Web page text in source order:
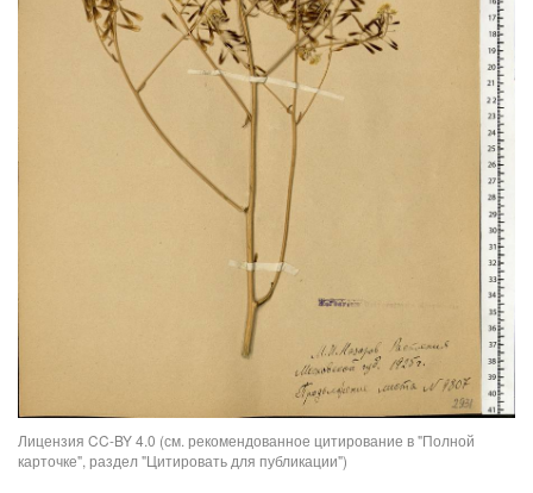
Лицензия CC-BY 4.0 (см. рекомендованное цитирование в "Полной
карточке", раздел "Цитировать для публикации")